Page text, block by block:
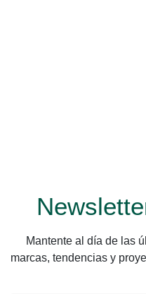
Mantente al día de las
marcas, tendencias y